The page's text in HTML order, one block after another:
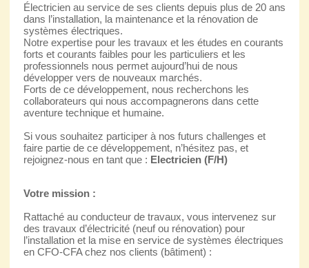
Électricien au service de ses clients depuis plus de 20 ans
dans l’installation, la maintenance et la rénovation de
systèmes électriques.
Notre expertise pour les travaux et les études en courants
forts et courants faibles pour les particuliers et les
professionnels nous permet aujourd’hui de nous
développer vers de nouveaux marchés.
Forts de ce développement, nous recherchons les
collaborateurs qui nous accompagnerons dans cette
aventure technique et humaine.
Si vous souhaitez participer à nos futurs challenges et
faire partie de ce développement, n’hésitez pas, et
rejoignez-nous en tant que : Electricien (F/H)
Votre mission :
Rattaché au conducteur de travaux, vous intervenez sur
des travaux d’électricité (neuf ou rénovation) pour
l’installation et la mise en service de systèmes électriques
en CFO-CFA chez nos clients (bâtiment) :